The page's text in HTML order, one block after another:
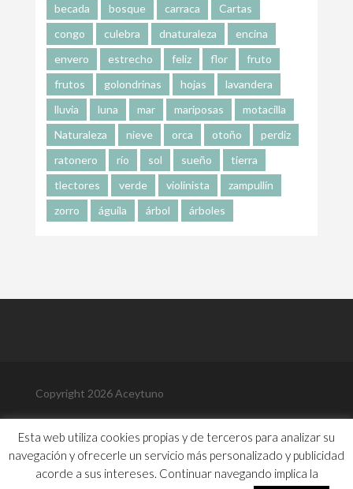
becada
bosque carraca
Cartas
congo
culebra dnaturaleza
encina
envero
estrecho feliz flor
fruto
frutos
golondrinas hojas
lavandera
lluvia
luna mar mariposas
motacilla
Naturaleza
nieve orca otoño
perdiz
ratonero
río sol sueño
tierra
tlectores
verde violinista
zampullín
zorro
águila árbol árboles
Copyright 2026 Aceytuno
Política de Cookies
Aviso Legal
Contacto
Esta web utiliza cookies propias y de terceros para analizar su
navegación y ofrecerle un servicio más personalizado y publicidad
acorde a sus intereses. Continuar navegando implica la